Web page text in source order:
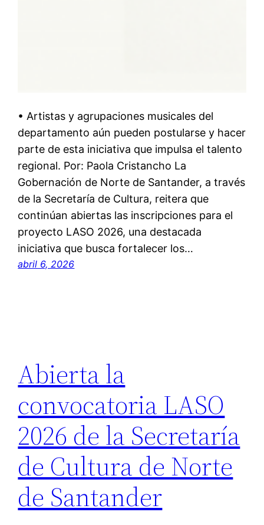
• Artistas y agrupaciones musicales del
departamento aún pueden postularse y hacer
parte de esta iniciativa que impulsa el talento
regional. Por: Paola Cristancho La
Gobernación de Norte de Santander, a través
de la Secretaría de Cultura, reitera que
continúan abiertas las inscripciones para el
proyecto LASO 2026, una destacada
iniciativa que busca fortalecer los…
abril 6, 2026
Abierta la
convocatoria LASO
2026 de la Secretaría
de Cultura de Norte
de Santander